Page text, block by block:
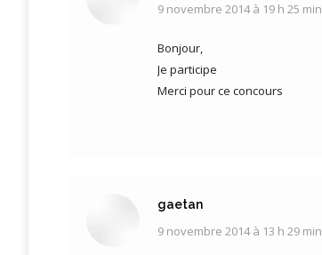
dit
9 novembre 2014 à 19 h 25 min
Bonjour,
Je participe
Merci pour ce concours
gaetan
dit
9 novembre 2014 à 13 h 29 min